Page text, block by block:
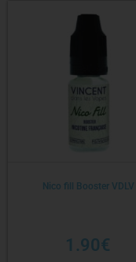
Nico fill Booster VDLV
1.90€